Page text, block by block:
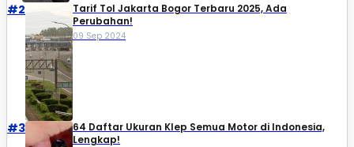
#2
Tarif Tol Jakarta Bogor Terbaru 2025, Ada
Perubahan!
09 Sep 2024
#3
64 Daftar Ukuran Klep Semua Motor di Indonesia,
Lengkap!